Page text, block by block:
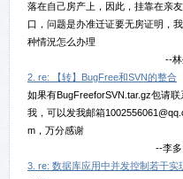
落在自己房产上，因此，挂靠在亲
口，问题是办准迁证要无房证明，
种情況怎么办理
--林
2. re: 【转】BugFree和SVN的整合
如果有BugFreeforSVN.tar.gz包请联
我，可以发我邮箱
m，万分感谢
--李多
3. re: 数据库应用中并发控制若干实